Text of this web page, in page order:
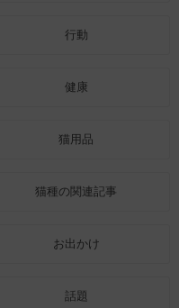
行動
健康
猫用品
猫種の関連記事
お出かけ
話題